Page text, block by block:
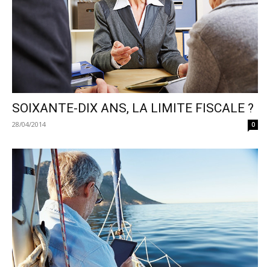
SOIXANTE-DIX ANS, LA LIMITE FISCALE ?
28/04/2014 0